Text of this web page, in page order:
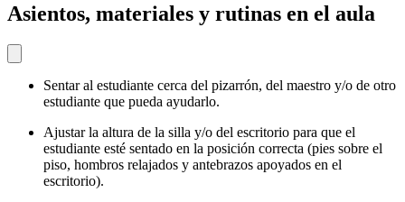
Asientos, materiales y rutinas en el aula
Sentar al estudiante cerca del pizarrón, del maestro y/o de otro
estudiante que pueda ayudarlo.
Ajustar la altura de la silla y/o del escritorio para que el
estudiante esté sentado en la posición correcta (pies sobre el
piso, hombros relajados y antebrazos apoyados en el
escritorio).